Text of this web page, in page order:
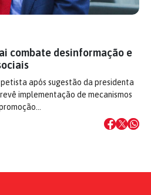
combate desinformação e
após sugestão da presidenta
implementação de mecanismos